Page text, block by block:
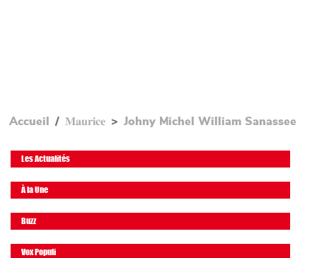
Accueil 𝐌𝐚𝐮𝐫𝐢𝐜𝐞 Johny Michel William Sanassee
Les Actualités
À la Une
Buzz
Vox Populi